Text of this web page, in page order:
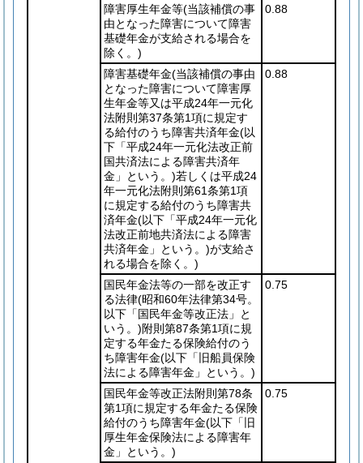
障害厚生年金等(当該補償の事
由となった障害について障害
基礎年金が支給される場合を
除く。)
0.88
障害基礎年金(当該補償の事由
となった障害について障害厚
生年金等又は平成24年一元化
法附則第37条第1項に規定す
る給付のうち障害共済年金(以
下「平成24年一元化法改正前
国共済法による障害共済年
金」という。)若しくは平成24
年一元化法附則第61条第1項
に規定する給付のうち障害共
済年金(以下「平成24年一元化
法改正前地共済法による障害
共済年金」という。)が支給さ
れる場合を除く。)
0.88
国民年金法等の一部を改正す
る法律(昭和60年法律第34号。
以下「国民年金等改正法」と
いう。)附則第87条第1項に規
定する年金たる保険給付のう
ち障害年金(以下「旧船員保険
法による障害年金」という。)
0.75
国民年金等改正法附則第78条
第1項に規定する年金たる保険
給付のうち障害年金(以下「旧
厚生年金保険法による障害年
金」という。)
0.75